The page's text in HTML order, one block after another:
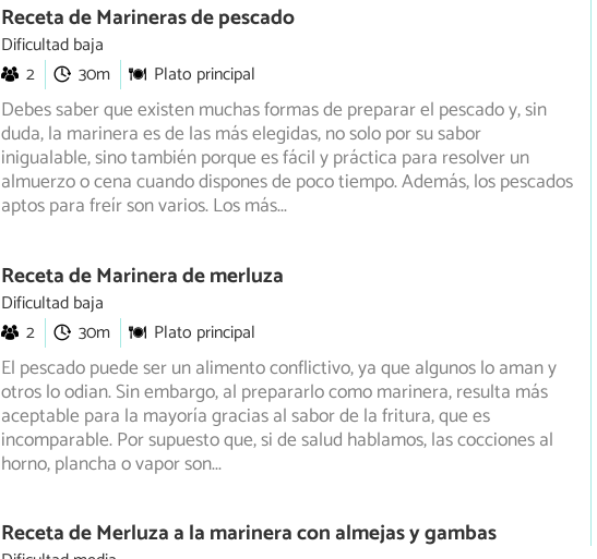
Receta de Marineras de pescado
Dificultad baja
2
30m Plato principal
Debes saber que existen muchas formas de preparar el pescado y, sin
duda, la marinera es de las más elegidas, no solo por su sabor
inigualable,sino también porque es fácil y práctica para resolver un
almuerzo o cena cuando dispones de poco tiempo. Además, los pescados
aptos para freír son varios. Los más...
Receta de Marinera de merluza
Dificultad baja
2
30m Plato principal
El pescado puede ser un alimento conflictivo, ya que algunos lo aman y
otros lo odian. Sin embargo, al prepararlo como marinera, resulta más
aceptable para la mayoría gracias al sabor de la fritura, que es
incomparable. Por supuesto que, si de salud hablamos, las cocciones al
horno, plancha o vapor son...
Receta de Merluza a la marinera con almejas y gambas